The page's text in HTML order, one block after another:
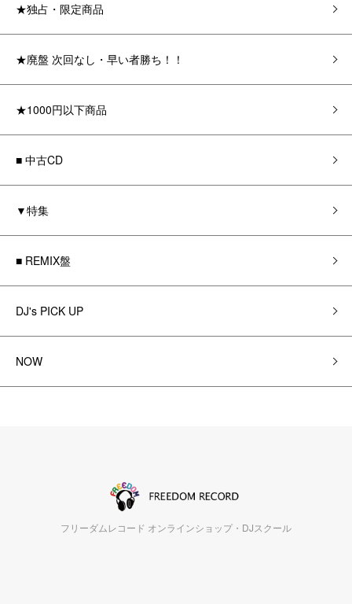
★独占・限定商品
★廃盤 次回なし・早い者勝ち！！
★1000円以下商品
■ 中古CD
▼特集
■ REMIX盤
DJ's PICK UP
NOW
フリーダムレコード オンラインショップ・DJスクール